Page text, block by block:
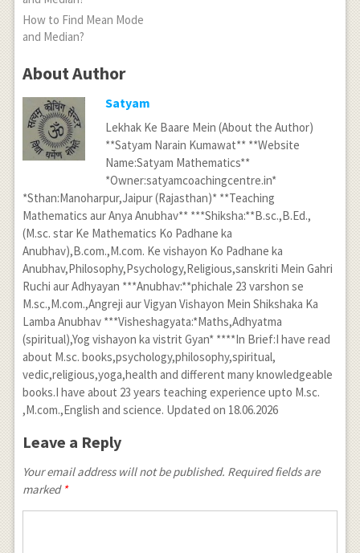
How to Find Mean Mode
and Median?
About Author
Satyam
Lekhak Ke Baare Mein (About the Author)
**Satyam Narain Kumawat** **Website
Name:Satyam Mathematics**
*Owner:satyamcoachingcentre.in*
*Sthan:Manoharpur,Jaipur (Rajasthan)* **Teaching
Mathematics aur Anya Anubhav** ***Shiksha:**B.sc.,B.Ed.,
(M.sc. star Ke Mathematics Ko Padhane ka
Anubhav),B.com.,M.com. Ke vishayon Ko Padhane ka
Anubhav,Philosophy,Psychology,Religious,sanskriti Mein Gahri
Ruchi aur Adhyayan ***Anubhav:**phichale 23 varshon se
M.sc.,M.com.,Angreji aur Vigyan Vishayon Mein Shikshaka Ka
Lamba Anubhav ***Visheshagyata:*Maths,Adhyatma
(spiritual),Yog vishayon ka vistrit Gyan* ****In Brief:I have read
about M.sc. books,psychology,philosophy,spiritual,
vedic,religious,yoga,health and different many knowledgeable
books.I have about 23 years teaching experience upto M.sc.
,M.com.,English and science. Updated on 18.06.2026
Leave a Reply
Your email address will not be published. Required fields are
marked *